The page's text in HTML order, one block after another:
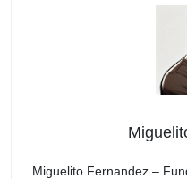
Miguelito Fernandez –